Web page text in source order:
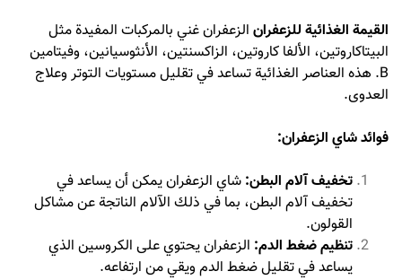
القيمة الغذائية للزعفران الزعفران غني بالمركبات المفيدة مثل
البيتاكاروتين، الألفا كاروتين، الزاكسنتين، الأنثوسيانين، وفيتامين
B. هذه العناصر الغذائية تساعد في تقليل مستويات التوتر وعلاج
العدوى.
فوائد شاي الزعفران:
تخفيف آلام البطن: شاي الزعفران يمكن أن يساعد في
تخفيف آلام البطن، بما في ذلك الآلام الناتجة عن مشاكل
القولون.
تنظيمضغط الدم: الزعفران يحتوي على الكروسين الذي
يساعد في تقليل ضغط الدم ويقي من ارتفاعه.